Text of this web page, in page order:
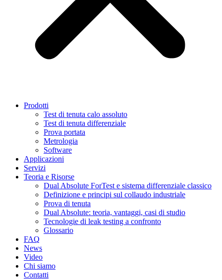
Prodotti
Test di tenuta calo assoluto
Test di tenuta differenziale
Prova portata
Metrologia
Software
Applicazioni
Servizi
Teoria e Risorse
Dual Absolute ForTest e sistema differenziale classico
Definizione e principi sul collaudo industriale
Prova di tenuta
Dual Absolute: teoria, vantaggi, casi di studio
Tecnologie di leak testing a confronto
Glossario
FAQ
News
Video
Chi siamo
Contatti